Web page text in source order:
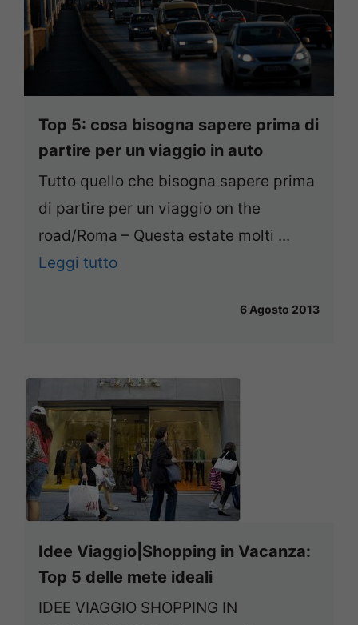
Top 5: cosa bisogna sapere prima di
partire per un viaggio in auto
Tutto quello che bisogna sapere prima
di partire per un viaggio on the
road/Roma – Questa estate molti ...
Leggi tutto
6 Agosto 2013
Idee Viaggio|Shopping in Vacanza:
Top 5 delle mete ideali
IDEE VIAGGIO SHOPPING IN